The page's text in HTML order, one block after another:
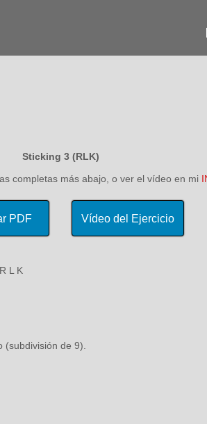
Sticking 3 (RLK)
completas más abajo, o ver el vídeo en mi
PDF Vídeo del Ejercicio
L K
de 9).